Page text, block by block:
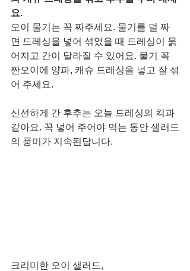
요.
오이 물기는 꼭 짜주세요. 물기를 덜 짜
면 드레싱을 넣어 섞었을 때 드레싱이 묽
어지고 간이 달라질 수 있어요. 물기 꼭
짠오이에 양파, 캐슈 드레싱을 넣고 잘 섞
어 주세요.
신선하게 간 후추는 오늘 드레싱의 킥과
같아요. 꼭 넣어 주어야 먹는 동안 샐러드
의 풍미가 지속된답니다.
크리미한 오이 샐러드,